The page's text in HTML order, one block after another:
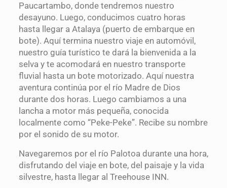
Paucartambo, donde tendremos nuestro
desayuno. Luego, conducimos cuatro horas
hasta llegar a Atalaya (puerto de embarque en
bote). Aquí termina nuestro viaje en automóvil,
nuestro guía turístico te dará la bienvenida a la
selva y te acomodará en nuestro transporte
fluvial hasta un bote motorizado. Aquí nuestra
aventura continúa por el río Madre de Dios
durante dos horas. Luego cambiamos a una
lancha a motor más pequeña, conocida
localmente como “Peke-Peke”. Recibe su nombre
por el sonido de su motor.
Navegaremos por el río Palotoa durante una hora,
disfrutando del viaje en bote, del paisaje y la vida
silvestre, hasta llegar al Treehouse INN.